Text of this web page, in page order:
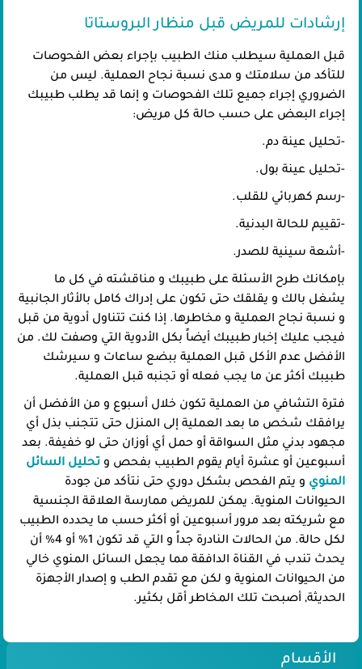
إرشادات للمريض قبل منظار البروستاتا
قبل العملية سيطلب منك الطبيب بإجراء بعض الفحوصات
للتأكد من سلامتك و مدى نسبة نجاح العملية. ليس من
الضروري إجراء جميع تلك الفحوصات و إنما قد يطلب طبيبك
إجراء البعض على حسب حالة كل مريض:
-تحليل عينة دم.
-تحليل عينة بول.
-رسم كهربائي للقلب.
-تقييم للحالة البدنية.
-أشعة سينية للصدر.
بإمكانك طرح الأسئلة على طبيبك و مناقشته في كل ما
يشغل بالك و يقلقك حتى تكون على إدراك كامل بالأثار الجانبية
و نسبة نجاح العملية و مخاطرها. إذا كنت تتناول أدوية من قبل
فيجب عليك إخبار طبيبك أيضاً بكل الأدوية التي وصفت لك. من
الأفضل عدم الأكل قبل العملية ببضع ساعات و سيرشك
طبيبك أكثر عن ما يجب فعله أو تجنبه قبل العملية.
فترة التشافي من العملية تكون خلال أسبوع و من الأفضل أن
يرافقك شخص ما بعد العملية إلى المنزل حتى تتجنب بذل أي
مجهود بدني مثل السواقة أو حمل أي أوزان حتى لو خفيفة. بعد
أسبوعين أو عشرة أيام يقوم الطبيب بفحص و تحليل السائل
المنوي و يتم الفحص بشكل دوري حتى نتأكد من جودة
الحيوانات المنوية. يمكن للمريض ممارسة العلاقة الجنسية
مع شريكته بعد مرور أسبوعين أو أكثر حسب ما يحدده الطبيب
لكل حالة. من الحالات النادرة جداً و التي قد تكون 1% أو 4% أن
يحدث تندب في القناة الدافقة مما يجعل السائل المنوي خالي
من الحيوانات المنوية و لكن مع تقدم الطب و إصدار الأجهزة
الحديثة, أصبحت تلك المخاطر أقل بكثير.
الأقسام